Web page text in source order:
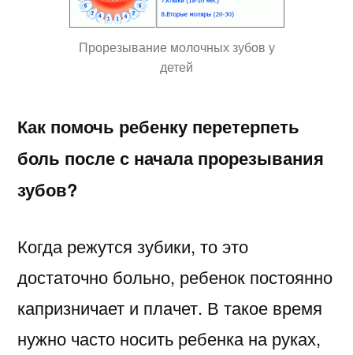
Прорезывание молочных зубов у
детей
Как помочь ребенку перетерпеть
боль после с начала прорезывания
зубов?
Когда режутся зубики, то это
достаточно больно, ребенок постоянно
капризничает и плачет. В такое время
нужно часто носить ребенка на руках,